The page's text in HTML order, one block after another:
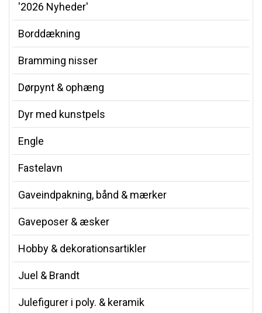
'2026 Nyheder'
Borddækning
Bramming nisser
Dørpynt & ophæng
Dyr med kunstpels
Engle
Fastelavn
Gaveindpakning, bånd & mærker
Gaveposer & æsker
Hobby & dekorationsartikler
Juel & Brandt
Julefigurer i poly. & keramik